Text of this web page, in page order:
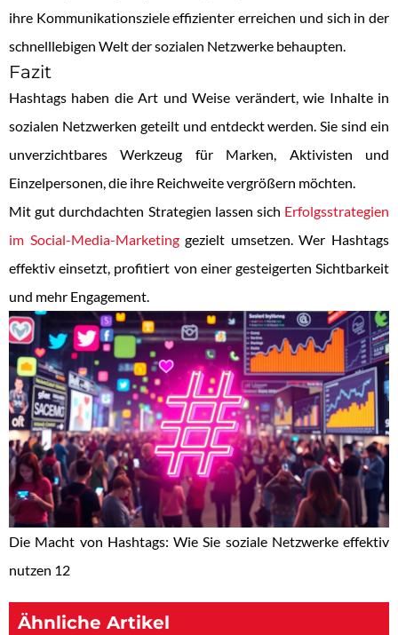
ihre Kommunikationsziele effizienter erreichen und sich in der
schnelllebigen Welt der sozialen Netzwerke behaupten.
Fazit
Hashtags haben die Art und Weise verändert, wie Inhalte in
sozialen Netzwerken geteilt und entdeckt werden. Sie sind ein
unverzichtbares Werkzeug für Marken, Aktivisten und
Einzelpersonen, die ihre Reichweite vergrößern möchten.
Mit gut durchdachten Strategien lassen sich Erfolgsstrategien
im Social-Media-Marketinggezielt umsetzen. Wer Hashtags
effektiv einsetzt, profitiert von einer gesteigerten Sichtbarkeit
und mehr Engagement.
Die Macht von Hashtags: Wie Sie soziale Netzwerke effektiv
nutzen 12
Ähnliche Artikel